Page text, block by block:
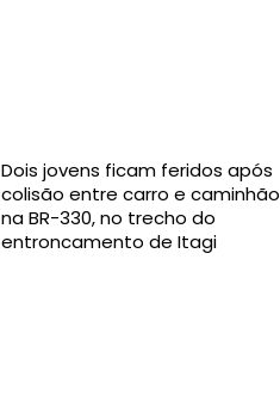
Dois jovens ficam feridos após
colisão entre carro e caminhão
na BR-330, no trecho do
entroncamento de Itagi